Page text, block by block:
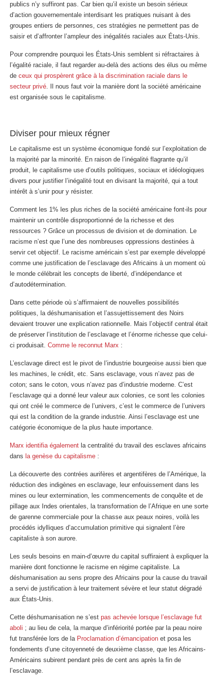
publics n’y suffiront pas. Car bien qu’il existe un besoin sérieux
d’action gouvernementale interdisant les pratiques nuisant à des
groupes entiers de personnes, ces stratégies ne permettent pas de
saisir et d’affronter l’ampleur des inégalités raciales aux États-Unis.
Pour comprendre pourquoi les États-Unis semblent si réfractaires à
l’égalité raciale, il faut regarder au-delà des actions des élus ou même
de ceux qui prospèrent grâce à la discrimination raciale dans le
secteur privé. Il nous faut voir la manière dont la société américaine
est organisée sous le capitalisme.
Diviser pour mieux régner
Le capitalisme est un système économique fondé sur l’exploitation de
la majorité par la minorité. En raison de l’inégalité flagrante qu’il
produit, le capitalisme use d’outils politiques, sociaux et idéologiques
divers pour justifier l’inégalité tout en divisant la majorité, qui a tout
intérêt à s’unir pour y résister.
Comment les 1% les plus riches de la société américaine font-ils pour
maintenir un contrôle disproportionné de la richesse et des
ressources ? Grâce un processus de division et de domination. Le
racisme n’est que l’une des nombreuses oppressions destinées à
servir cet objectif. Le racisme américain s’est par exemple développé
comme une justification de l’esclavage des Africains à un moment où
le monde célébrait les concepts de liberté, d’indépendance et
d’autodétermination.
Dans cette période où s’affirmaient de nouvelles possibilités
politiques, la déshumanisation et l’assujettissement des Noirs
devaient trouver une explication rationnelle. Mais l’objectif central était
de préserver l’institution de l’esclavage et l’énorme richesse que celui-
ci produisait. Comme le reconnut Marx :
L’esclavage direct est le pivot de l’industrie bourgeoise aussi bien que
les machines, le crédit, etc. Sans esclavage, vous n’avez pas de
coton; sans le coton, vous n’avez pas d’industrie moderne. C’est
l’esclavage qui a donné leur valeur aux colonies, ce sont les colonies
qui ont créé le commerce de l’univers, c’est le commerce de l’univers
qui est la condition de la grande industrie. Ainsi l’esclavage est une
catégorie économique de la plus haute importance.
Marx identifia également la centralité du travail des esclaves africains
dans la genèse du capitalisme :
La découverte des contrées aurifères et argentifères de l’Amérique, la
réduction des indigènes en esclavage, leur enfouissement dans les
mines ou leur extermination, les commencements de conquête et de
pillage aux Indes orientales, la transformation de l’Afrique en une sorte
de garenne commerciale pour la chasse aux peaux noires, voilà les
procédés idylliques d’accumulation primitive qui signalent l’ère
capitaliste à son aurore.
Les seuls besoins en main-d’œuvre du capital suffiraient à expliquer la
manière dont fonctionne le racisme en régime capitaliste. La
déshumanisation au sens propre des Africains pour la cause du travail
a servi de justification à leur traitement sévère et leur statut dégradé
aux États-Unis.
Cette déshumanisation ne s’est pas achevée lorsque l’esclavage fut
aboli ; au lieu de cela, la marque d’infériorité portée par la peau noire
fut transférée lors de la Proclamation d’émancipation et posa les
fondements d’une citoyenneté de deuxième classe, que les Africains-
Américains subirent pendant près de cent ans après la fin de
l’esclavage.